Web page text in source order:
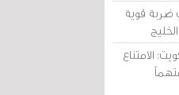
ضربة قوية
الامتناع
مدونين وتبرئة 9 وحبس 18 متهماً